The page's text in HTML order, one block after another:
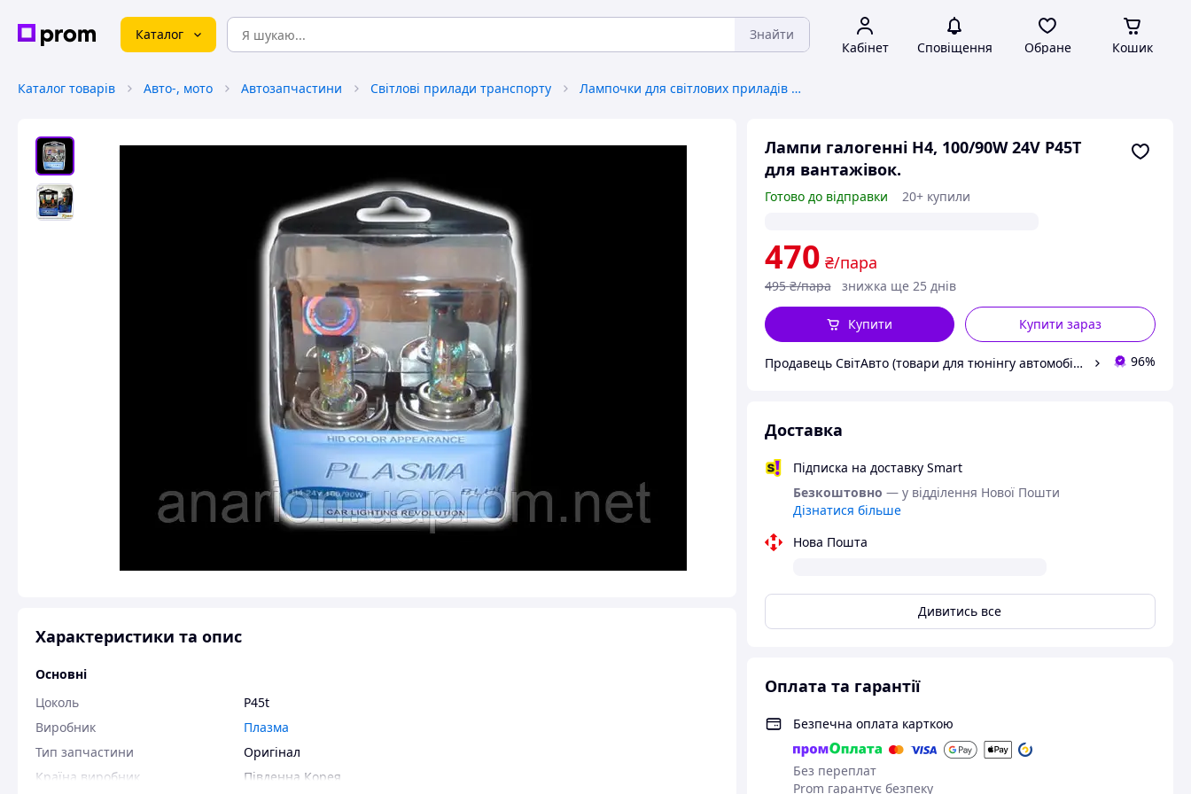
Каталог Знайти
Кабінет Сповіщення Обране Кошик
Каталог товарів Авто-, мото Автозапчастини Світлові прилади транспорту Лампочки для світлових приладів автомобіля
Лампи галогенні H4, 100/90W 24V P45T
для вантажівок.
Готово до відправки 20+ купили
470 ₴/пара
495 ₴/пара знижка ще 25 днів
Купити зараз
Купити
Продавець СвітАвто (товари для тюнінгу автомобілів ВАЗ) 96%
Доставка
Підписка на доставку Smart
Безкоштовно — у відділення Нової Пошти
Дізнатися більше
Нова Пошта
Дивитись все
Оплата та гарантії
Безпечна оплата карткою
Без переплат
Prom гарантує безпеку
Характеристики та опис
Основні
Цоколь
P45t
Виробник
Плазма
Тип запчастини
Оригінал
Країна виробник
Південна Корея